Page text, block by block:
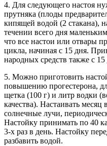
4. Для следующего настоя
прутняка (плоды
кипящей водой (2 стакана),
течении всего дня
что все настои или отвары
цикла, начиная с 15 дня.
народных средств также с
5. Можно приготовить
повышению прогестерона,
щетка (100 г) и литр водки
качества). Настаивать
солнечные лучи,
Настойку принимать по 40
3-х раз в день. Настойку
разбавить водой.